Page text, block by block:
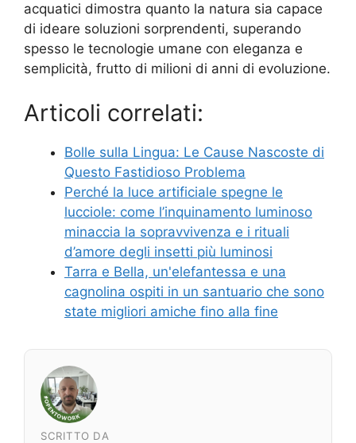
acquatici dimostra quanto la natura sia capace
di ideare soluzioni sorprendenti, superando
spesso le tecnologie umane con eleganza e
semplicità, frutto di milioni di anni di evoluzione.
Articoli correlati:
Bolle sulla Lingua: Le Cause Nascoste di
Questo Fastidioso Problema
Perché la luce artificiale spegne le
lucciole: come l’inquinamento luminoso
minaccia la sopravvivenza e i rituali
d’amore degli insetti più luminosi
Tarra e Bella, un'elefantessa e una
cagnolina ospiti in un santuario che sono
state migliori amiche fino alla fine
SCRITTO DA